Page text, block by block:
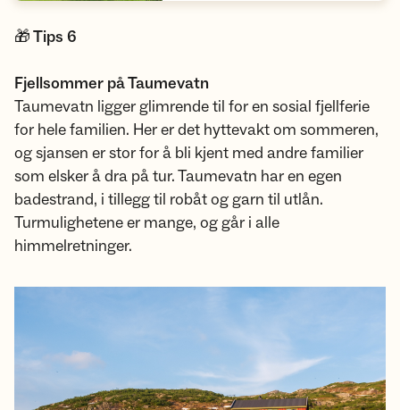
🎁 Tips 6
Fjellsommer på Taumevatn
Taumevatn ligger glimrende til for en sosial fjellferie
for hele familien. Her er det hyttevakt om sommeren,
og sjansen er stor for å bli kjent med andre familier
som elsker å dra på tur. Taumevatn har en egen
badestrand, i tillegg til robåt og garn til utlån.
Turmulighetene er mange, og går i alle
himmelretninger.